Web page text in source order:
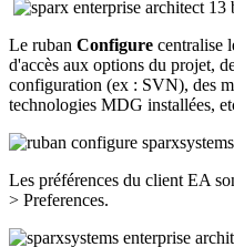
Le ruban Configure centralise
d'accès aux options du projet,
configuration (ex : SVN), des
technologies MDG installées,
Les préférences du client EA
> Preferences.